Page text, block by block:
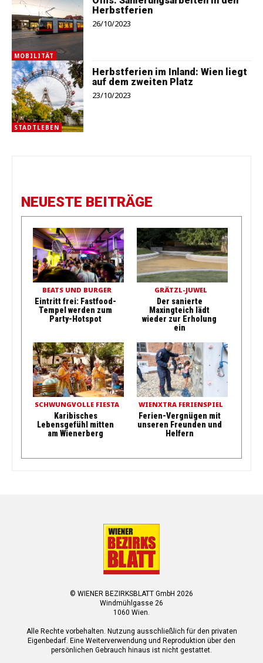
MOBILITÄT
Herbstferien
26/10/2023
STADTLEBEN
Herbstferien im Inland: Wien liegt
auf dem zweiten Platz
23/10/2023
NEUESTE BEITRÄGE
BEATS UND BURGER
Eintritt frei: Fastfood-
Tempel werden zum
Party-Hotspot
GRÄTZL-JUWEL
Der sanierte
Maxingteich lädt
wieder zur Erholung
ein
SCHWUNGVOLLE FIESTA
Karibisches
Lebensgefühl mitten
am Wienerberg
WIENXTRA FERIENSPIEL
Ferien-Vergnügen mit
unseren Freunden und
Helfern
© WIENER BEZIRKSBLATT GmbH 2026
Windmühlgasse 26
1060 Wien.
Alle Rechte vorbehalten. Nutzung ausschließlich für den privaten
Eigenbedarf. Eine Weiterverwendung und Reproduktion über den
persönlichen Gebrauch hinaus ist nicht gestattet.